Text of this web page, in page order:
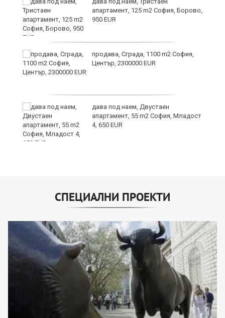
апартамент, 125 m2 София, Борово,
950 EUR
продава, Сграда, 1100 m2 София,
Център, 2300000 EUR
дава под наем, Двустаен
апартамент, 55 m2 София, Младост
4, 650 EUR
СПЕЦИАЛНИ ПРОЕКТИ